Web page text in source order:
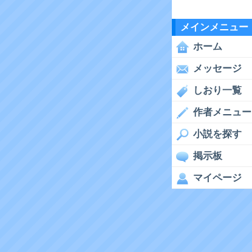
メインメニュー
ホーム
メッセージ
しおり一覧
作者メニュー
小説を探す
掲示板
マイページ